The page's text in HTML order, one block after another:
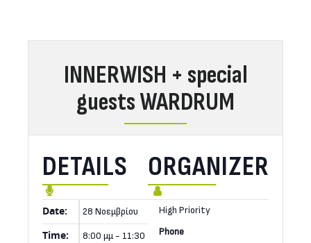
INNERWISH + special
guests WARDRUM
DETAILS
Date: 28 Νοεμβρίου
Time:
8:00 μμ - 11:30
ORGANIZER
High Priority
Phone